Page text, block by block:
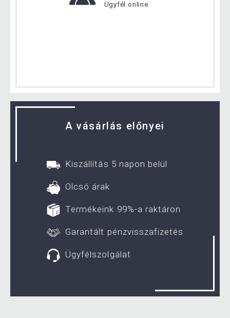
Ügyfél online
A vásárlás előnyei
Kiszállítás 5 napon belül
Olcsó árak
Termékeink 99%-a raktáron
Garantált pénzvisszafizetés
Ügyfélszolgálat